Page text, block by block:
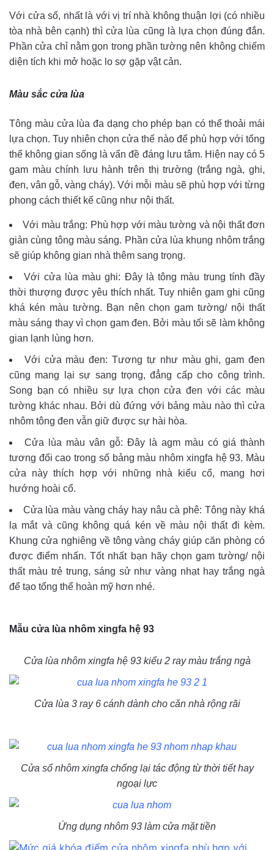
Với cửa sổ, nhất là với vị trí nhà không thuận lợi (có nhiều
tòa nhà bên cạnh) thì cửa lùa cũng là lựa chọn đúng đắn.
Phần cửa chỉ nằm gọn trong phần tường nên không chiếm
diện tích khi mở hoặc lo sợ gặp vật cản.
Màu sắc cửa lùa
Tông màu cửa lùa đa dạng cho phép bạn có thể thoải mái
lựa chọn. Tuy nhiên chọn cửa thế nào để phù hợp với tổng
thể không gian sống là vấn đề đáng lưu tâm. Hiện nay có 5
gam màu chính lưu hành trên thị trường (trắng ngà, ghi,
đen, vân gỗ, vàng cháy). Với mỗi màu sẽ phù hợp với từng
phong cách thiết kế cũng như nội thất.
Với màu trắng: Phù hợp với màu tường và nội thất đơn
giản cùng tông màu sáng. Phần cửa lùa khung nhôm trắng
sẽ giúp không gian nhà thêm sang trọng.
Với cửa lùa màu ghi: Đây là tông màu trung tính đầy
thời thượng được yêu thích nhất. Tuy nhiên gam ghi cũng
khá kén màu tường. Bạn nên chọn gam tường/ nội thất
màu sáng thay vì chọn gam đen. Bởi màu tối sẽ làm không
gian lạnh lùng hơn.
Với cửa màu đen: Tương tự như màu ghi, gam đen
cũng mang lại sự sang trọng, đẳng cấp cho công trình.
Song bạn có nhiều sự lựa chọn cửa đen với các màu
tường khác nhau. Bởi dù đứng với bảng màu nào thì cửa
nhôm tông đen vẫn giữ được sự hài hòa.
Cửa lùa màu vân gỗ: Đây là agm màu có giá thành
tương đối cao trong số bảng màu nhôm xingfa hệ 93. Màu
cửa này thích hợp với những nhà kiểu cổ, mang hơi
hướng hoài cổ.
Cửa lùa màu vàng cháy hay nâu cà phê: Tông này khá
lạ mắt và cũng không quá kén về màu nội thất đi kèm.
Khung cửa nghiêng về tông vàng cháy giúp căn phòng có
được điểm nhấn. Tốt nhất bạn hãy chọn gam tường/ nội
thất màu trẻ trung, sáng sử như vàng nhạt hay trắng ngà
để tạo tổng thể hoàn mỹ hơn nhé.
Mẫu cửa lùa nhôm xingfa hệ 93
Cửa lùa nhôm xingfa hệ 93 kiểu 2 ray màu trắng ngà
Cửa lùa 3 ray 6 cánh dành cho căn nhà rộng rãi
Cửa sổ nhôm xingfa chống lại tác động từ thời tiết hay
ngoại lực
Ứng dụng nhôm 93 làm cửa mặt tiền